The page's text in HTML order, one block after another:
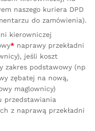
naszego kuriera DPD
do zamówienia).
kierowniczej
* naprawy przekładni
jeśli koszt
zakres podstawowy (np
zębatej na nową,
maglownicy)
przedstawiania
z naprawą przekładni